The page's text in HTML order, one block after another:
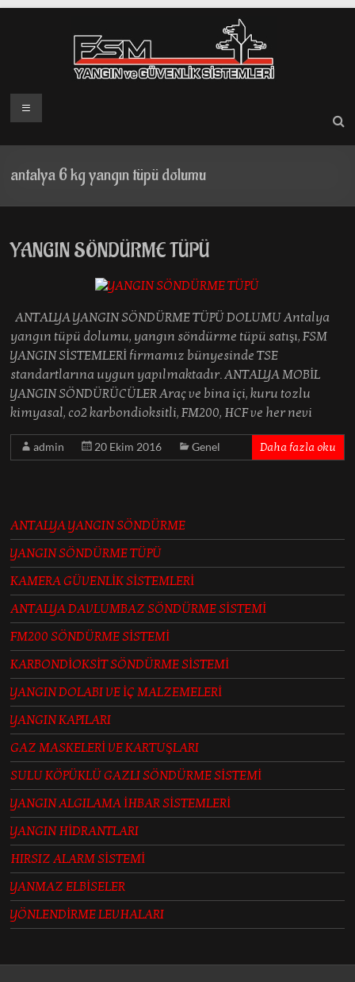
Menü
antalya 6 kg yangın tüpü dolumu
YANGIN SÖNDÜRME TÜPÜ
ANTALYA YANGIN SÖNDÜRME TÜPÜ DOLUMU Antalya
yangın tüpü dolumu, yangın söndürme tüpü satışı, FSM
YANGIN SİSTEMLERİ firmamız bünyesinde TSE
standartlarına uygun yapılmaktadır. ANTALYA MOBİL
YANGIN SÖNDÜRÜCÜLER Araç ve bina içi, kuru tozlu
kimyasal, co2 karbondioksitli, FM200, HCF ve her nevi
admin 20 Ekim 2016 Genel Daha fazla oku
ANTALYA YANGIN SÖNDÜRME
YANGIN SÖNDÜRME TÜPÜ
KAMERA GÜVENLİK SİSTEMLERİ
ANTALYA DAVLUMBAZ SÖNDÜRME SİSTEMİ
FM200 SÖNDÜRME SİSTEMİ
KARBONDİOKSİT SÖNDÜRME SİSTEMİ
YANGIN DOLABI VE İÇ MALZEMELERİ
YANGIN KAPILARI
GAZ MASKELERİ VE KARTUŞLARI
SULU KÖPÜKLÜ GAZLI SÖNDÜRME SİSTEMİ
YANGIN ALGILAMA İHBAR SİSTEMLERİ
YANGIN HİDRANTLARI
HIRSIZ ALARM SİSTEMİ
YANMAZ ELBİSELER
YÖNLENDİRME LEVHALARI